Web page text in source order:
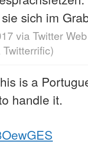
sich im
via Twitter
Twitterrific)
is a
handle it.